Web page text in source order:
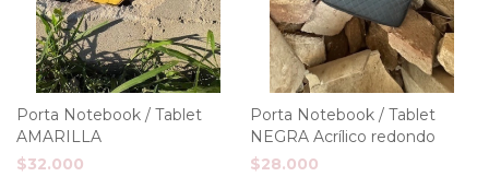
Porta Notebook / Tablet
AMARILLA
$32.000
Porta Notebook / Tablet
NEGRA Acrílico redondo
$28.000